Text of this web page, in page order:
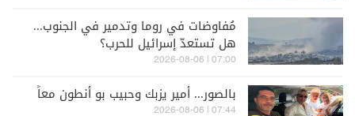
مُفاوضات في روما وتدمير في الجنوب...
هل تستعدّ إسرائيل للحرب؟
07:00 | 2026-08-06
بالصور... أمير يزبك وحبيب بو أنطون معاً
07:44 | 2026-08-06